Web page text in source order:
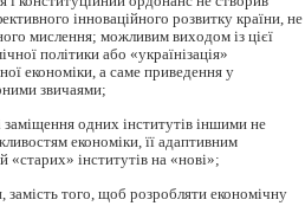
інноваційного розвитку країни, не
мислення; можливим виходом із цієї
політики або «українізація»
економіки, а саме приведення у
звичаями;
заміщення одних інститутів іншими не
економіки, її адаптивним
«старих» інститутів на «нові»;
замість того, щоб розробляти економічну